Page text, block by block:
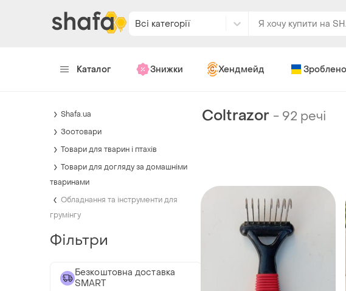
Всі категорії
Каталог Знижки Хендмейд Зроблено
Coltrazor - 92 речі
Shafa.ua
Зоотовари
Товари для тварин і птахів
Товари для догляду за домашніми
тваринами
Обладнання та інструменти для
грумінгу
Фільтри
Безкоштовна доставка
SMART